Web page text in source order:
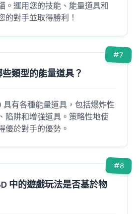
。運用您的技能、能量道具和
的對手並取得勝利！
#7
類型的能量道具？
具有各種能量道具，包括爆炸性
陷阱和增強道具。策略性地使
優於對手的優勢。
#8
中的遊戲玩法是否基於物